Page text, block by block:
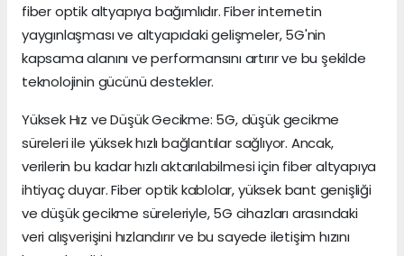
fiber optik altyapıya bağımlıdır. Fiber internetin
yaygınlaşması ve altyapıdaki gelişmeler, 5G'nin
kapsama alanını ve performansını artırır ve bu şekilde
teknolojinin gücünü destekler.
Yüksek Hız ve Düşük Gecikme: 5G, düşük gecikme
süreleri ile yüksek hızlı bağlantılar sağlıyor. Ancak,
verilerin bu kadar hızlı aktarılabilmesi için fiber altyapıya
ihtiyaç duyar. Fiber optik kablolar, yüksek bant genişliği
ve düşük gecikme süreleriyle, 5G cihazları arasındaki
veri alışverişini hızlandırır ve bu sayede iletişim hızını